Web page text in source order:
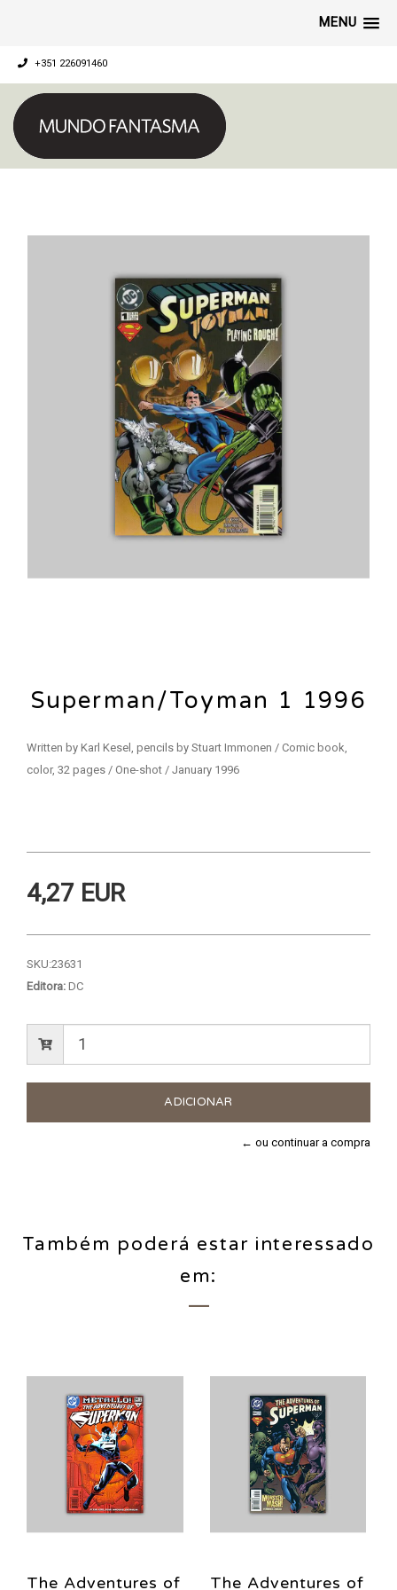
MENU
+351 226091460
Superman/Toyman 1 1996
Written by Karl Kesel, pencils by Stuart Immonen / Comic book,
color, 32 pages / One-shot / January 1996
4,27 EUR
SKU:23631
Editora: DC
← ou continuar a compra
Também poderá estar interessado
em:
The Adventures of
The Adventures of